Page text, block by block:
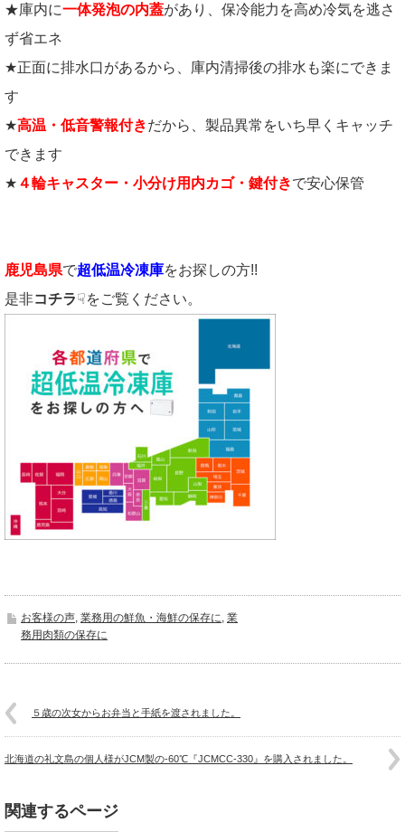
★庫内に一体発泡の内蓋があり、保冷能力を高め冷気を逃さ
ず省エネ
★正面に排水口があるから、庫内清掃後の排水も楽にできま
す
★高温・低音警報付きだから、製品異常をいち早くキャッチ
できます
★ ４輪キャスター・小分け用内カゴ・鍵付きで安心保管
鹿児島県で超低温冷凍庫をお探しの方!!
是非コチラ☟をご覧ください。
お客様の声 業務用の鮮魚・海鮮の保存に 業
務用肉類の保存に
５歳の次女からお弁当と手紙を渡されました。
北海道の礼文島の個人様がJCM製の-60℃『JCMCC-330』を購入されました。
関連するページ